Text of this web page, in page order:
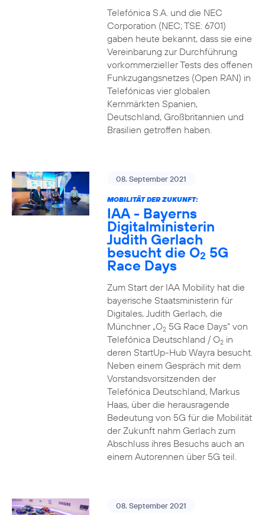
Telefónica S.A. und die NEC
Corporation (NEC; TSE: 6701)
gaben heute bekannt, dass sie eine
Vereinbarung zur Durchführung
vorkommerzieller Tests des offenen
Funkzugangsnetzes (Open RAN) in
Telefónicas vier globalen
Kernmärkten Spanien,
Deutschland, Großbritannien und
Brasilien getroffen haben.
08. September 2021
MOBILITÄT DER ZUKUNFT:
IAA - Bayerns
Digitalministerin
Judith Gerlach
besucht die O2 5G
Race Days
Zum Start der IAA Mobility hat die
bayerische Staatsministerin für
Digitales, Judith Gerlach, die
Münchner „O25G Race Days“ von
Telefónica Deutschland / O2in
deren StartUp-Hub Wayra besucht.
Neben einem Gespräch mit dem
Vorstandsvorsitzenden der
Telefónica Deutschland, Markus
Haas, über die herausragende
Bedeutung von 5G für die Mobilität
der Zukunft nahm Gerlach zum
Abschluss ihres Besuchs auch an
einem Autorennen über 5G teil.
08. September 2021